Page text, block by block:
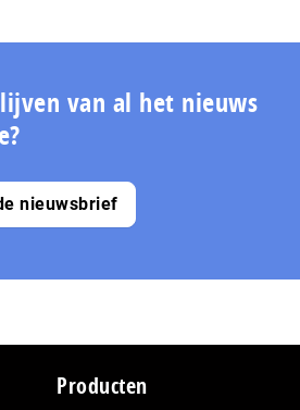
van al het nieuws
nieuwsbrief
Producten